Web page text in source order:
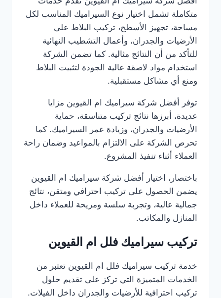
متكاملة تشمل اختيار نوع السيراميك المناسب لكل
مساحة، تجهيز الأسطح، تركيب البلاط على
الأرضيات والجدران، وأعمال التشطيب النهائية
للتأكد من أن النتائج مثالية. كما تضمن الشركة
استخدام مواد لاصقة عالية الجودة لتثبيت البلاط
ومنع أي مشاكل مستقبلية.
توفر أفضل شركة سيراميك ام القيوين مزايا
عديدة، أبرزها نتائج تركيب متناسقة، حماية
الأرضيات والجدران، وزيادة عمر السيراميك. كما
تحرص الشركة على الالتزام بالمواعيد وضمان راحة
العملاء أثناء تنفيذ المشروع.
باختصار، اختيار أفضل شركة سيراميك ام القيوين
يضمن الحصول على تركيب احترافي ومتقن، نتائج
جمالية عالية، وتجربة سلسة ومريحة للعملاء داخل
المنازل والمكاتب.
تركيب سيراميك فلل ام القيوين
خدمة تركيب سيراميك فلل ام القيوين تعتبر من
الخدمات المتميزة التي تركز على تقديم حلول
تركيب احترافية للأرضيات والجدران داخل الفيلات.